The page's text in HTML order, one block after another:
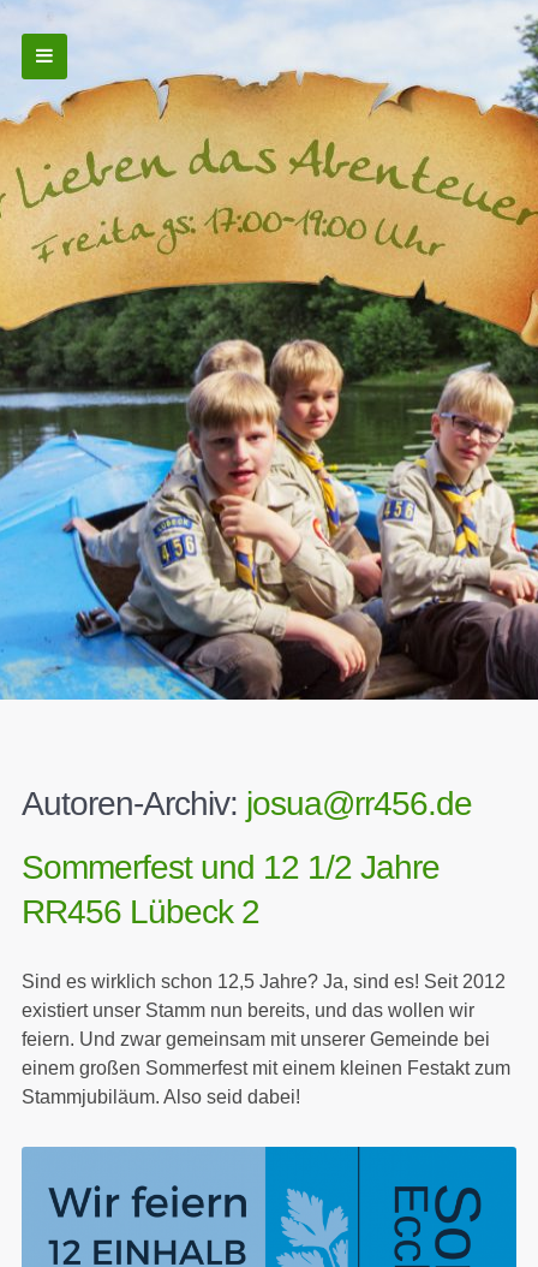
Autoren-Archiv: josua@rr456.de
Sommerfest und 12 1/2 Jahre
RR456 Lübeck 2
Sind es wirklich schon 12,5 Jahre? Ja, sind es! Seit 2012
existiert unser Stamm nun bereits, und das wollen wir
feiern. Und zwar gemeinsam mit unserer Gemeinde bei
einem großen Sommerfest mit einem kleinen Festakt zum
Stammjubiläum. Also seid dabei!